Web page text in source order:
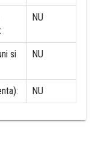
NU
si
NU
NU